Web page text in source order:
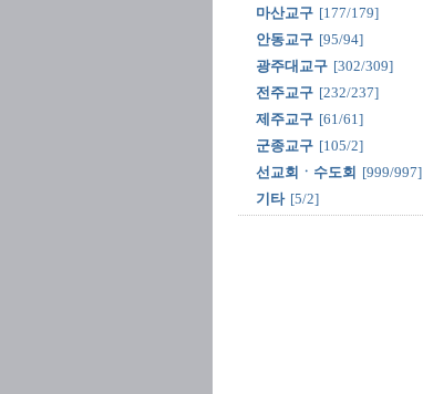
마산교구 [177/179]
안동교구 [95/94]
광주대교구 [302/309]
전주교구 [232/237]
제주교구 [61/61]
군종교구 [105/2]
선교회ㆍ수도회 [999/997]
기타 [5/2]